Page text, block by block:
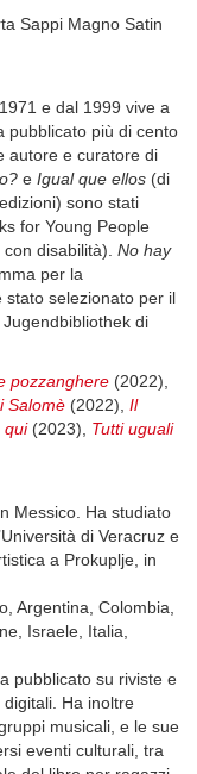
Sappi Magno Satin
e dal 1999 vive a
pubblicato più di cento
autore e curatore di
e Igual que ellos (di
sono stati
for Young People
disabilità). No hay
per la
stato selezionato per il
di
pozzanghere (2022),
Salomè (2022), Il
qui (2023), Tutti uguali
Messico. Ha studiato
di Veracruz e
a Prokuplje, in
Argentina, Colombia,
Israele, Italia,
pubblicato su riviste e
Ha inoltre
musicali, e le sue
eventi culturali, tra